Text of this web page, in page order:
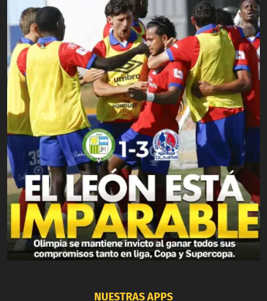
NUESTRAS APPS